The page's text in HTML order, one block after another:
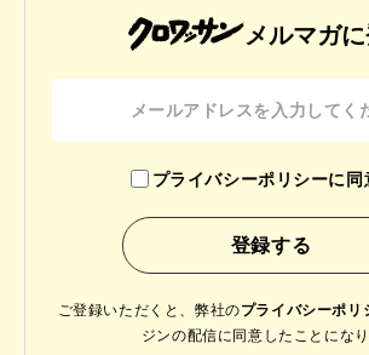
メルマガ
プライバシーポリシーに同
ご登録いただくと、弊社のプライバシーポリ
ジンの配信に同意したことにな